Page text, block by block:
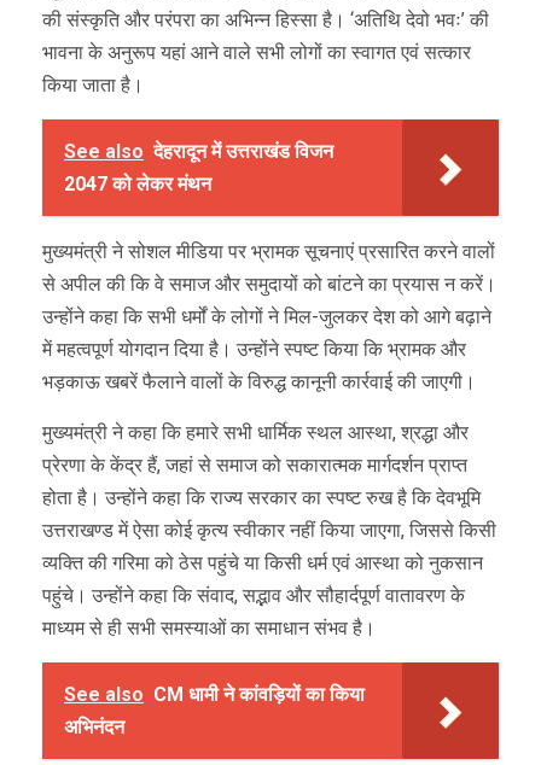
की संस्कृति और परंपरा का अभिन्न हिस्सा है। ‘अतिथि देवो भवः’ की
भावना के अनुरूप यहां आने वाले सभी लोगों का स्वागत एवं सत्कार
किया जाता है।
See also देहरादून में उत्तराखंड विजन
2047 को लेकर मंथन
मुख्यमंत्री ने सोशल मीडिया पर भ्रामक सूचनाएं प्रसारित करने वालों
से अपील की कि वे समाज और समुदायों को बांटने का प्रयास न करें।
उन्होंने कहा कि सभी धर्मों के लोगों ने मिल-जुलकर देश को आगे बढ़ाने
में महत्वपूर्ण योगदान दिया है। उन्होंने स्पष्ट किया कि भ्रामक और
भड़काऊ खबरें फैलाने वालों के विरुद्ध कानूनी कार्रवाई की जाएगी।
मुख्यमंत्री ने कहा कि हमारे सभी धार्मिक स्थल आस्था, श्रद्धा और
प्रेरणा के केंद्र हैं, जहां से समाज को सकारात्मक मार्गदर्शन प्राप्त
होता है। उन्होंने कहा कि राज्य सरकार का स्पष्ट रुख है कि देवभूमि
उत्तराखण्ड में ऐसा कोई कृत्य स्वीकार नहीं किया जाएगा, जिससे किसी
व्यक्ति की गरिमा को ठेस पहुंचे या किसी धर्म एवं आस्था को नुकसान
पहुंचे। उन्होंने कहा कि संवाद, सद्भाव और सौहार्दपूर्ण वातावरण के
माध्यम से ही सभी समस्याओं का समाधान संभव है।
See also CM धामी ने कांवड़ियों का किया
अभिनंदन